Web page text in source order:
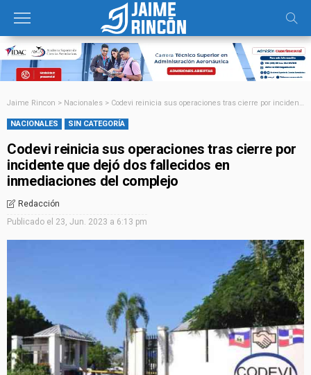
Jaime Rincon > Nacionales > Codevi reinicia sus operaciones tras cierre por incidente que dejó dos fallecidos en inmediaciones del complejo
NACIONALES SIN CATEGORÍA
Codevi reinicia sus operaciones tras cierre por
incidente que dejó dos fallecidos en
inmediaciones del complejo
Redacción
Publicado el 23, Jun. 2023 a 6:13 pm